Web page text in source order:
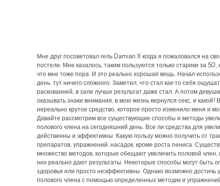
Мне друг посоветовал гель Damian X когда я пожаловался на
постели. Мне казалось, таким пользуются только старики за 50,
что мне тоже пора. И это реально хорошая вещь. Начал
день, тут ничего сложного. Заметил, что стал как-то себя
раскованней, в зале лучше результат даже стал. А потом
оказывать знаки внимания, в мою жизнь вернулся секс, и какой!
нереально крутое средство, которое просто изменило меня и
Давайте рассмотрим все существующие способы и методы
полового члена на сегодняшний день. Все ли средства для
действенны и эффективны. Какую пользу можно получить от
препаратов, упражнений, насадок, кроме роста пениса.
множество методов, которые обещают увеличить половой член,
них реально дают результаты. Некоторые способы могут быть
здоровья или просто неэффективны. Однако возможно достичь
полового члена с помощью определенных методик и